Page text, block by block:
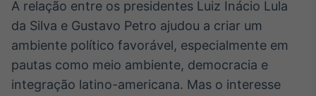
BroadFast
A relação entre os presidentes Luiz Inácio Lula
da Silva e Gustavo Petro ajudou a criar um
ambiente político favorável, especialmente em
pautas como meio ambiente, democracia e
integração latino-americana. Mas o interesse